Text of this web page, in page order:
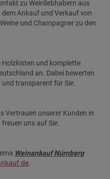
zu Weinliebhabern aus
Ankauf und Verkauf von
und Champagner zu den
Holzkisten und komplette
an. Dabei bewerten
transparent für Sie.
Vertrauen unserer Kunden in
uns auf Sie.
Weinankauf Nürnberg
.